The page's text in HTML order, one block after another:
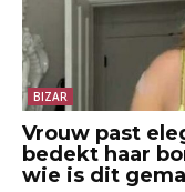
BIZAR
Vrouw past
bedekt haar
wie is dit